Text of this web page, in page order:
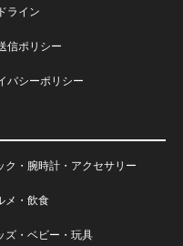
ライン
信ポリシー
バシーポリシー
ク・腕時計・アクセサリー
メ・飲食
ズ・ベビー・玩具